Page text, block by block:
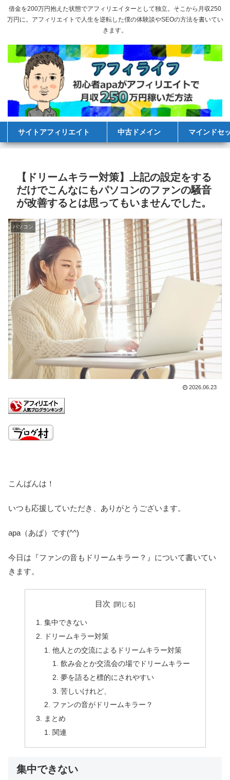
借金を200万円抱えた状態でアフィリエイターとして独立。そこから月収250
万円に。アフィリエイトで人生を逆転した僕の体験談やSEOの方法を書いてい
きます。
サイトアフィリエイト 中古ドメイン マインドセ
【ドリームキラー対策】上記の設定をする
だけでこんなにもパソコンのファンの騒音
が改善するとは思ってもいませんでした。
パソコン
2026.06.23
こんばんは！
いつも応援していただき、ありがとうございます。
apa（あぱ）です(^^)
今日は『ファンの音もドリームキラー？』について書いてい
きます。
目次
集中できない
ドリームキラー対策
他人との交流によるドリームキラー対策
飲み会とか交流会の場でドリームキラー
夢を語ると標的にされやすい
苦しいけれど、
ファンの音がドリームキラー？
まとめ
関連
集中できない